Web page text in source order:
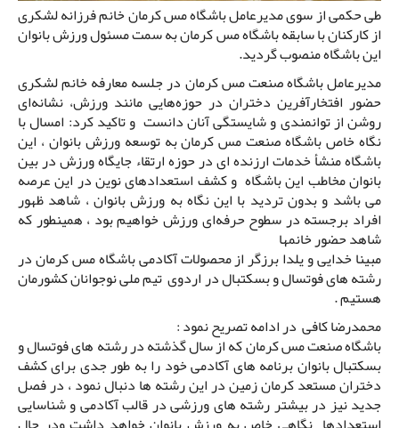
طی حکمی از سوی مدیرعامل باشگاه مس کرمان خانم فرزانه لشکری
از کارکنان با سابقه باشگاه مس کرمان به سمت مسئول ورزش بانوان
این باشگاه منصوب گردید.
مدیرعامل باشگاه صنعت مس کرمان در جلسه معارفه خانم لشکری
حضور افتخارآفرین دختران در حوزه‌هایی مانند ورزش، نشانه‌ای
روشن از توانمندی و شایستگی آنان دانست و تاکید کرد: امسال با
نگاه خاص باشگاه صنعت مس کرمان به توسعه ورزش بانوان ، این
باشگاه منشأ خدمات ارزنده ای در حوزه ارتقاء جایگاه ورزش در بین
بانوان مخاطب این باشگاه و کشف استعدادهای نوین در این عرصه
می باشد و بدون تردید با این نگاه به ورزش بانوان ، شاهد ظهور
افراد برجسته در سطوح حرفه‌ای ورزش خواهیم بود ، همینطور که
شاهد حضور خانمها
مبینا خدایی و یلدا برزگر از محصولات آکادمی باشگاه مس کرمان در
رشته های فوتسال و بسکتبال در اردوی تیم ملی نوجوانان کشورمان
هستیم .
محمدرضا کافی در ادامه تصریح نمود :
باشگاه صنعت مس کرمان که از سال گذشته در رشته های فوتسال و
بسکتبال بانوان برنامه های آکادمی خود را به طور جدی برای کشف
دختران مستعد کرمان زمین در این رشته ها دنبال نمود ، در فصل
جدید نیز در بیشتر رشته های ورزشی در قالب آکادمی و شناسایی